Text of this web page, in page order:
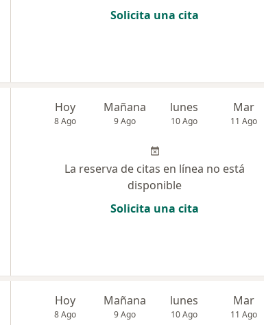
Solicita una cita
Hoy
8 Ago
Mañana
9 Ago
lunes
10 Ago
Mar
11 Ago
La reserva de citas en línea no está
disponible
Solicita una cita
Hoy
8 Ago
Mañana
9 Ago
lunes
10 Ago
Mar
11 Ago